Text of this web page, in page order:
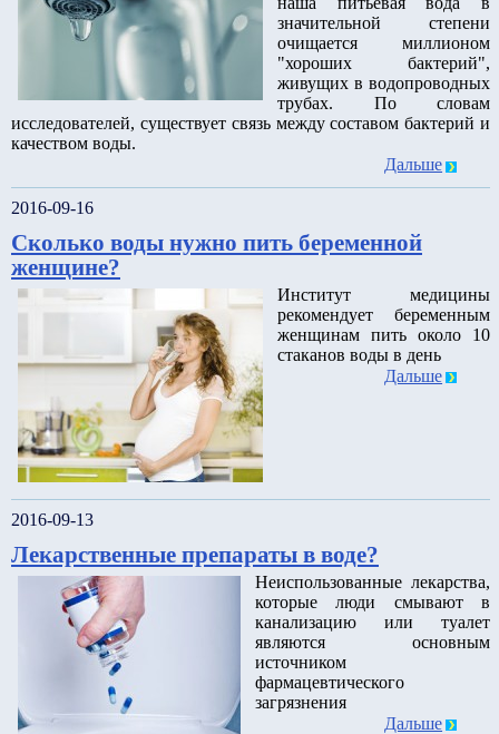
значительной степени
очищается миллионом
"хороших бактерий",
живущих в водопроводных
трубах. По словам
исследователей, существует связь между составом бактерий и
качеством воды.
Дальше
2016-09-16
Сколько воды нужно пить беременной
женщине?
Институт медицины
рекомендует беременным
женщинам пить около 10
стаканов воды в день
Дальше
2016-09-13
Лекарственные препараты в воде?
Неиспользованные лекарства,
которые люди смывают в
канализацию или туалет
являются основным
источником
фармацевтического
загрязнения
Дальше